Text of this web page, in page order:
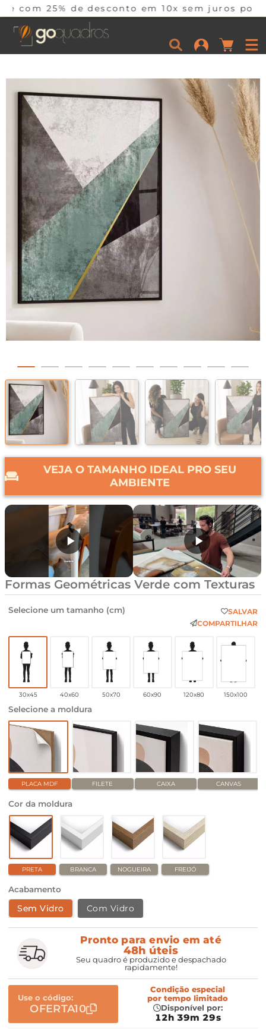
desconto em 10x sem juros por tempo
VEJA O TAMANHO IDEAL PRO SEU
AMBIENTE
Formas Geométricas Verde com Texturas
Selecione um tamanho (cm)
SALVAR
COMPARTILHAR
30x45 40x60 50x70 60x90 120x80 150x100
Selecione a moldura
PLACA MDF FILETE CAIXA CANVAS
Cor da moldura
PRETA BRANCA NOGUEIRA FREIJÓ
Acabamento
Sem Vidro Com Vidro
Pronto para envio em até
48h úteis
Seu quadro é produzido e despachado
rapidamente!
Use o código:
OFERTA10
Condição especial
por tempo limitado
Disponível por:
12h 39m 28s